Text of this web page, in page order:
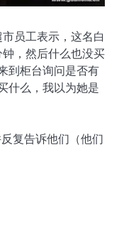
员工表示，这名白
，然后什么也没买
到柜台询问是否有
什么，我以为她是
复告诉他们（他们